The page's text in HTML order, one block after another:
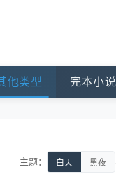
他类型 完本小说
主题： 白天 黑夜